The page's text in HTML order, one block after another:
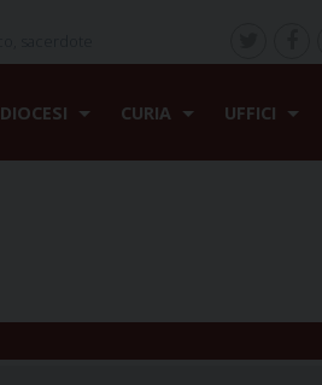
DIOCESI CURIA UFFICI